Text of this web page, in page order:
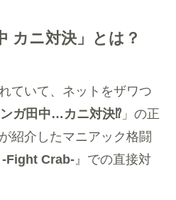
カニ対決」とは？
ていて、ネットをザワつ
ガ田中…カニ対決⁉︎」の正
紹介したマニアック格闘
-Fight Crab-』での直接対